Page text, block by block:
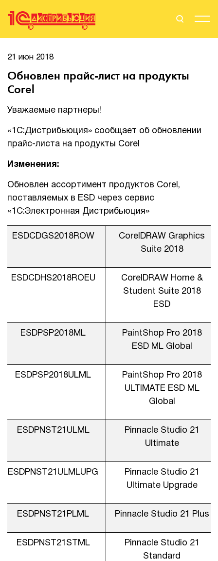
Поиск
Стать Партнером
Вендоры
Партнерам
Сервисы для партнеров
1Cофт
21 июн 2018
Обновлен прайс-лист на продукты
Corel
Уважаемые партнеры!
«1С:Дистрибьюция» сообщает об обновлении
прайс-листа на продукты Corel
Изменения:
Обновлен ассортимент продуктов Corel,
поставляемых в ESD через сервис
«1С:Электронная Дистрибьюция»
ESDCDGS2018ROW
CorelDRAW Graphics
Suite 2018
ESDCDHS2018ROEU
CorelDRAW Home &
Student Suite 2018
ESD
ESDPSP2018ML
PaintShop Pro 2018
ESD ML Global
ESDPSP2018ULML
PaintShop Pro 2018
ULTIMATE ESD ML
Global
ESDPNST21ULML
Pinnacle Studio 21
Ultimate
ESDPNST21ULMLUPG
Pinnacle Studio 21
Ultimate Upgrade
ESDPNST21PLML Pinnacle Studio 21 Plus
ESDPNST21STML
Pinnacle Studio 21
Standard